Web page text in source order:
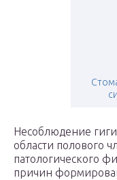
Несоблюдение
области полового
патологического
причин